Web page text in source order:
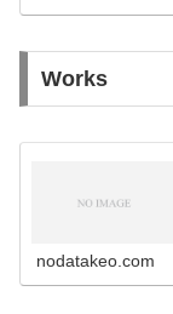
Works
nodatakeo.com